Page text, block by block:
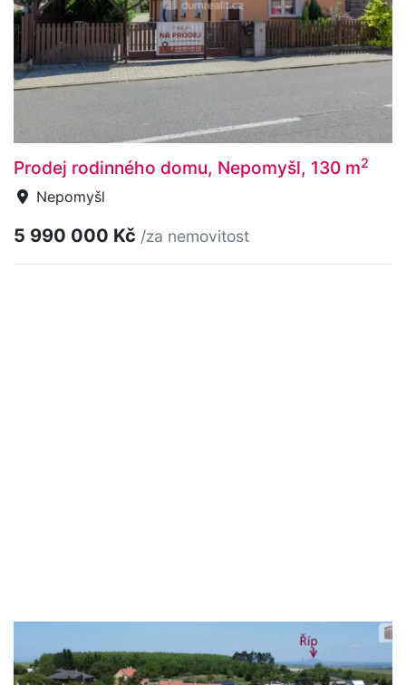
Prodej rodinného domu, Nepomyšl, 130 m2
Nepomyšl
5 990 000 Kč /za nemovitost